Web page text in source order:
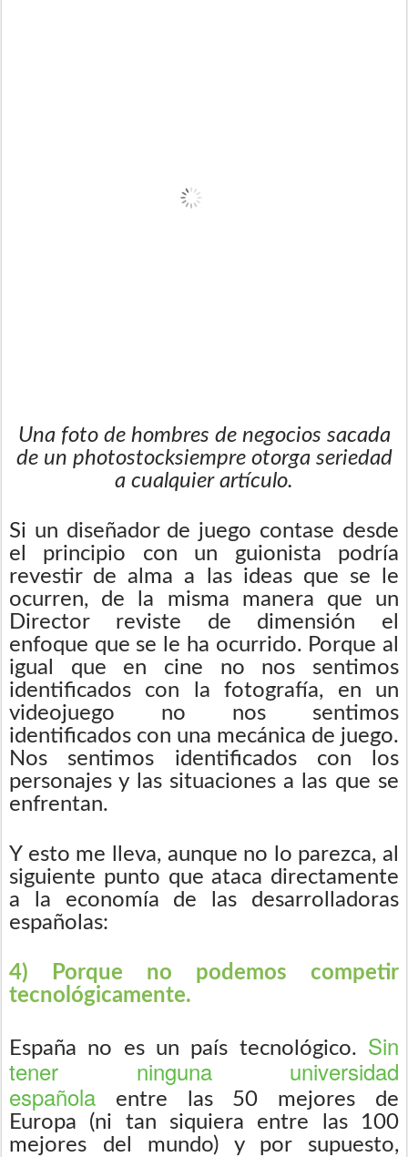
Una foto de hombres de negocios sacada
de un photostocksiempre otorga seriedad
a cualquier artículo.
Si un diseñador de juego contase desde
el principio con un guionista podría
revestir de alma a las ideas que se le
ocurren, de la misma manera que un
Director reviste de dimensión el
enfoque que se le ha ocurrido. Porque al
igual que en cine no nos sentimos
identificados con la fotografía, en un
videojuego no nos sentimos
identificados con una mecánica de juego.
Nos sentimos identificados con los
personajes y las situaciones a las que se
enfrentan.
Y esto me lleva, aunque no lo parezca, al
siguiente punto que ataca directamente
a la economía de las desarrolladoras
españolas:
4) Porque no podemos competir
tecnológicamente.
España no es un país tecnológico. Sin
tener ninguna universidad
española entre las 50 mejores de
Europa (ni tan siquiera entre las 100
mejores del mundo) y por supuesto,